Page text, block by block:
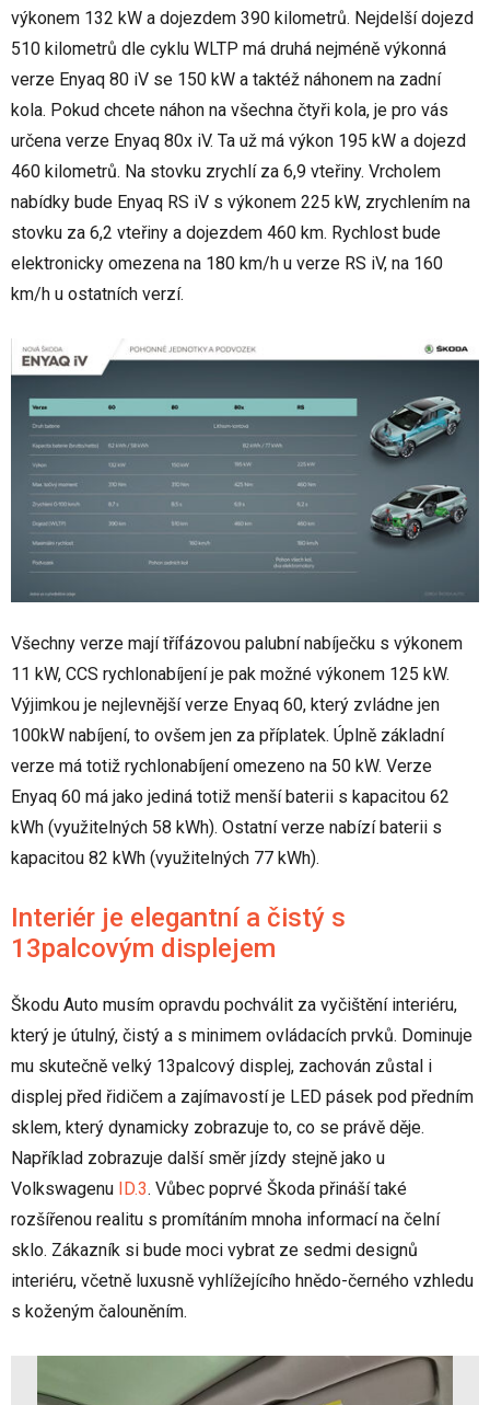
výkonem 132 kW a dojezdem 390 kilometrů. Nejdelší dojezd
510 kilometrů dle cyklu WLTP má druhá nejméně výkonná
verze Enyaq 80 iV se 150 kW a taktéž náhonem na zadní
kola. Pokud chcete náhon na všechna čtyři kola, je pro vás
určena verze Enyaq 80x iV. Ta už má výkon 195 kW a dojezd
460 kilometrů. Na stovku zrychlí za 6,9 vteřiny. Vrcholem
nabídky bude Enyaq RS iV s výkonem 225 kW, zrychlením na
stovku za 6,2 vteřiny a dojezdem 460 km. Rychlost bude
elektronicky omezena na 180 km/h u verze RS iV, na 160
km/h u ostatních verzí.
Všechny verze mají třífázovou palubní nabíječku s výkonem
11 kW, CCS rychlonabíjení je pak možné výkonem 125 kW.
Výjimkou je nejlevnější verze Enyaq 60, který zvládne jen
100kW nabíjení, to ovšem jen za příplatek. Úplně základní
verze má totiž rychlonabíjení omezeno na 50 kW. Verze
Enyaq 60 má jako jediná totiž menší baterii s kapacitou 62
kWh (využitelných 58 kWh). Ostatní verze nabízí baterii s
kapacitou 82 kWh (využitelných 77 kWh).
Interiér je elegantní a čistý s
13palcovým displejem
Škodu Auto musím opravdu pochválit za vyčištění interiéru,
který je útulný, čistý a s minimem ovládacích prvků. Dominuje
mu skutečně velký 13palcový displej, zachován zůstal i
displej před řidičem a zajímavostí je LED pásek pod předním
sklem, který dynamicky zobrazuje to, co se právě děje.
Například zobrazuje další směr jízdy stejně jako u
Volkswagenu ID.3. Vůbec poprvé Škoda přináší také
rozšířenou realitu s promítáním mnoha informací na čelní
sklo. Zákazník si bude moci vybrat ze sedmi designů
interiéru, včetně luxusně vyhlížejícího hnědo-černého vzhledu
s koženým čalouněním.